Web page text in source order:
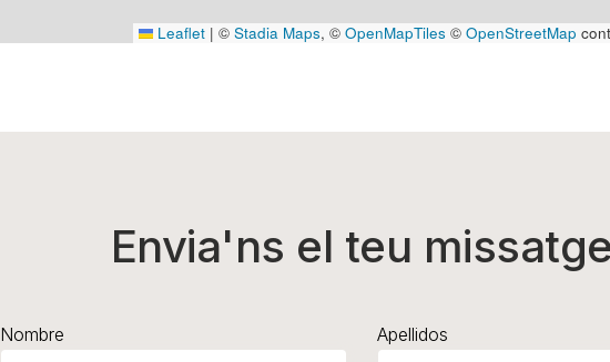
Leaflet | ©Stadia Maps, ©OpenMapTiles ©OpenStreetMap
Envia'ns el teu
Nombre Apellidos